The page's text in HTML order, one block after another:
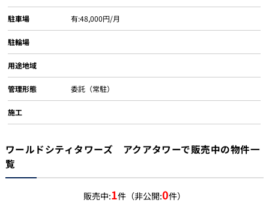
駐車場 有:48,000円/月
駐輪場
用途地域
管理形態 委託（常駐）
施工
ワールドシティタワーズ アクアタワーで販売中の物件一
覧
販売中:1件（非公開:0件）